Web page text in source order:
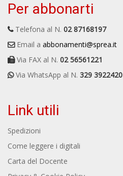
Per abbonarti
Telefona al N. 02 87168197
Email a abbonamenti@sprea.it
Via FAX al N. 02 56561221
Via WhatsApp al N. 329 3922420
Link utili
Spedizioni
Come leggere i digitali
Carta del Docente